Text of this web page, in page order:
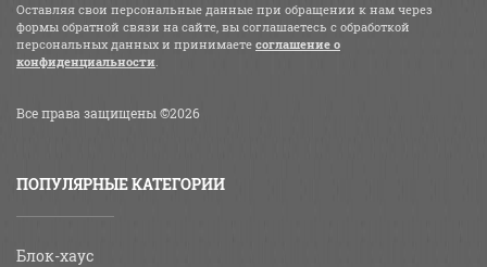
Оставляя свои персональные данные при обращении к нам через
формы обратной связи на сайте, вы соглашаетесь с обработкой
персональных данных и принимаете соглашение о
конфиденциальности.
Все права защищены ©2026
ПОПУЛЯРНЫЕ КАТЕГОРИИ
Блок-хаус